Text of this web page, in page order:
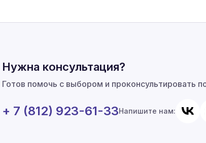
Нужна консультация?
Готов помочь с выбором и проконсультировать
+ 7 (812) 923-61-33Напишите нам: